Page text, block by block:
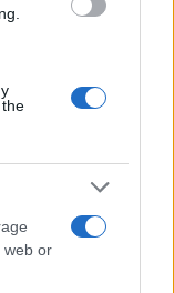
web or